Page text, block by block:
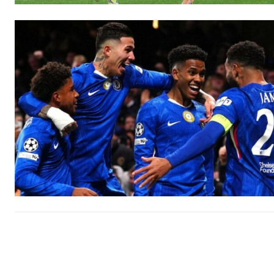
Accès gratuit
Gratuit /accès
Quelques articles
Annonces
Tous les articles
Le magazine